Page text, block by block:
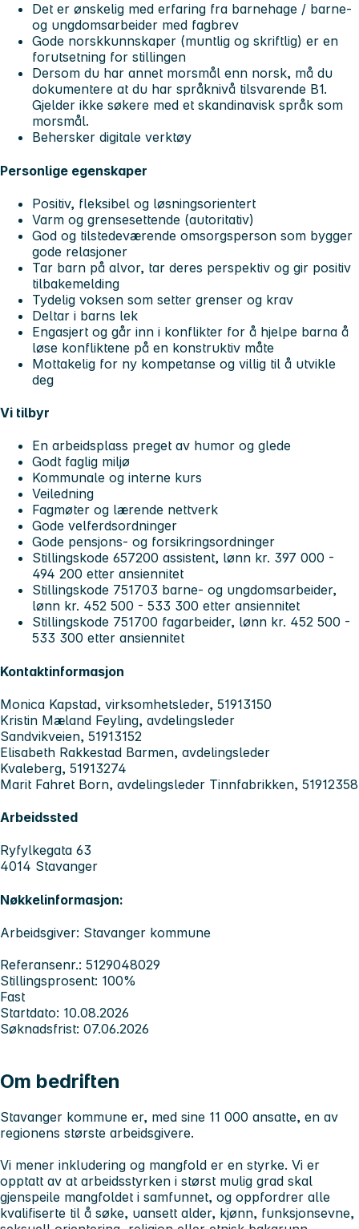
Det er ønskelig med erfaring fra barnehage / barne-
og ungdomsarbeider med fagbrev
Gode norskkunnskaper (muntlig og skriftlig) er en
forutsetning for stillingen
Dersom du har annet morsmål enn norsk, må du
dokumentere at du har språknivå tilsvarende B1.
Gjelder ikke søkere med et skandinavisk språk som
morsmål.
Behersker digitale verktøy
Personlige egenskaper
Positiv, fleksibel og løsningsorientert
Varm og grensesettende (autoritativ)
God og tilstedeværende omsorgsperson som bygger
gode relasjoner
Tar barn på alvor, tar deres perspektiv og gir positiv
tilbakemelding
Tydelig voksen som setter grenser og krav
Deltar i barns lek
Engasjert og går inn i konflikter for å hjelpe barna å
løse konfliktene på en konstruktiv måte
Mottakelig for ny kompetanse og villig til å utvikle
deg
Vi tilbyr
En arbeidsplass preget av humor og glede
Godt faglig miljø
Kommunale og interne kurs
Veiledning
Fagmøter og lærende nettverk
Gode velferdsordninger
Gode pensjons- og forsikringsordninger
Stillingskode 657200 assistent, lønn kr. 397 000 -
494 200 etter ansiennitet
Stillingskode 751703 barne- og ungdomsarbeider,
lønn kr. 452 500 - 533 300 etter ansiennitet
Stillingskode 751700 fagarbeider, lønn kr. 452 500 -
533 300 etter ansiennitet
Kontaktinformasjon
Monica Kapstad, virksomhetsleder, 51913150
Kristin Mæland Feyling, avdelingsleder
Sandvikveien, 51913152
Elisabeth Rakkestad Barmen, avdelingsleder
Kvaleberg, 51913274
Marit Fahret Born, avdelingsleder Tinnfabrikken, 51912358
Arbeidssted
Ryfylkegata 63
4014 Stavanger
Nøkkelinformasjon:
Arbeidsgiver: Stavanger kommune
Referansenr.: 5129048029
Stillingsprosent: 100%
Fast
Startdato: 10.08.2026
Søknadsfrist: 07.06.2026
Om bedriften
Stavanger kommune er, med sine 11 000 ansatte, en av
regionens største arbeidsgivere.
Vi mener inkludering og mangfold er en styrke. Vi er
opptatt av at arbeidsstyrken i størst mulig grad skal
gjenspeile mangfoldet i samfunnet, og oppfordrer alle
kvalifiserte til å søke, uansett alder, kjønn, funksjonsevne,